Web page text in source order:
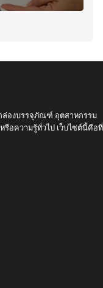
ล่องบรรจุภัณฑ์ อุตสาหกรรม
รือความรู้ทั่วไป เว็บไซต์นี้คือที่